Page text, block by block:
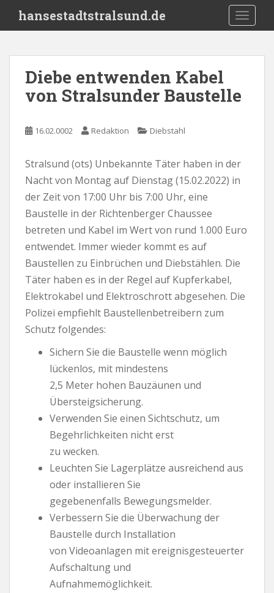
i
hansestadtstralsund.de
Diebe entwenden Kabel
von Stralsunder Baustelle
16.02.0002 Redaktion Diebstahl
Stralsund (ots) Unbekannte Täter haben in der
Nacht von Montag auf Dienstag (15.02.2022) in
der Zeit von 17:00 Uhr bis 7:00 Uhr, eine
Baustelle in der Richtenberger Chaussee
betreten und Kabel im Wert von rund 1.000 Euro
entwendet. Immer wieder kommt es auf
Baustellen zu Einbrüchen und Diebstählen. Die
Täter haben es in der Regel auf Kupferkabel,
Elektrokabel und Elektroschrott abgesehen. Die
Polizei empfiehlt Baustellenbetreibern zum
Schutz folgendes:
Sichern Sie die Baustelle wenn möglich
lückenlos, mit mindestens
2,5 Meter hohen Bauzäunen und
Übersteigsicherung.
Verwenden Sie einen Sichtschutz, um
Begehrlichkeiten nicht erst
zu wecken.
Leuchten Sie Lagerplätze ausreichend aus
oder installieren Sie
gegebenenfalls Bewegungsmelder.
Verbessern Sie die Überwachung der
Baustelle durch Installation
von Videoanlagen mit ereignisgesteuerter
Aufschaltung und
Aufnahmemöglichkeit.